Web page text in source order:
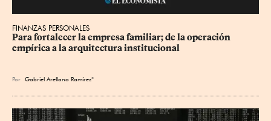
FINANZAS PERSONALES
Para fortalecer la empresa familiar; de la operación
empírica a la arquitectura institucional
Por Gabriel Arellano Ramírez*